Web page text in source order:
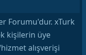
Forumu'dur. xTurk
kişilerin üye
alışverişi